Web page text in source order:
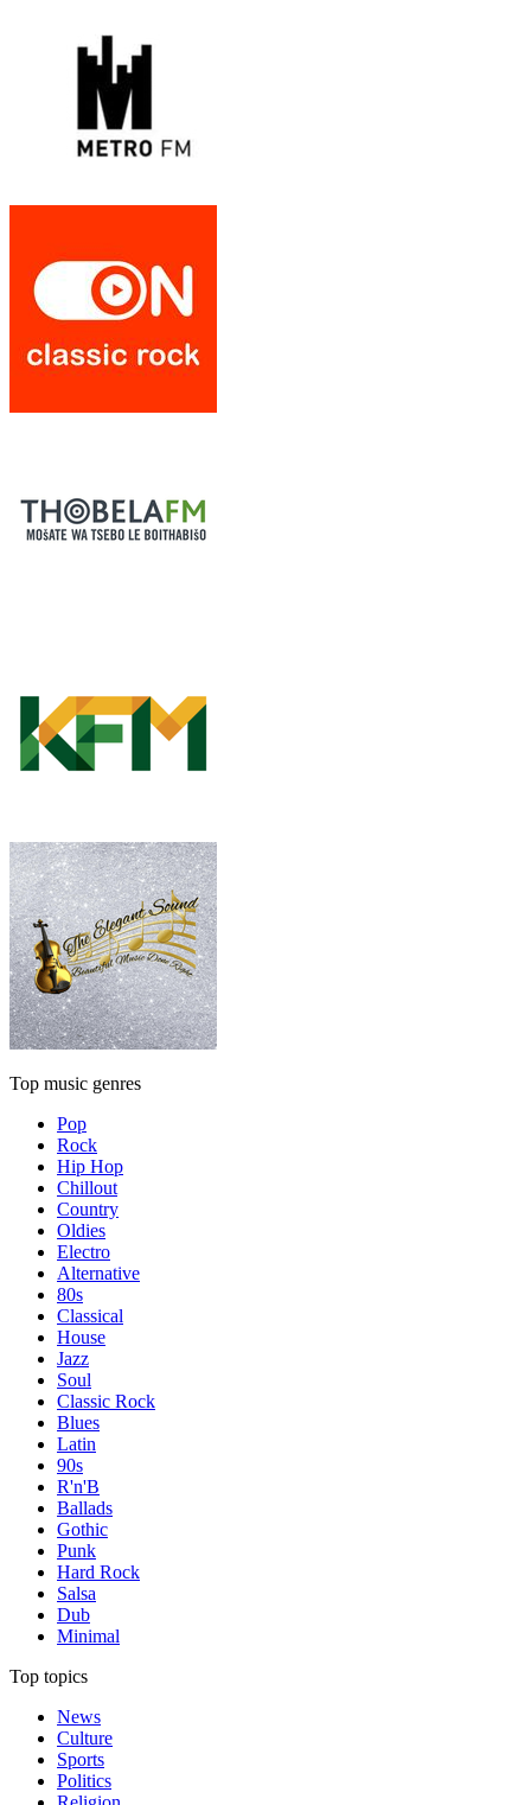
Top music genres
Pop
Rock
Hip Hop
Chillout
Country
Oldies
Electro
Alternative
80s
Classical
House
Jazz
Soul
Classic Rock
Blues
Latin
90s
R'n'B
Ballads
Gothic
Punk
Hard Rock
Salsa
Dub
Minimal
Top topics
News
Culture
Sports
Politics